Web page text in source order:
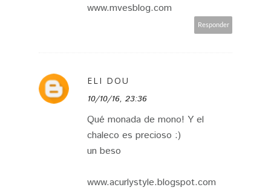
www.mvesblog.com
Responder
ELI DOU
10/10/16, 23:36
Qué monada de mono! Y el
chaleco es precioso :)
un beso
www.acurlystyle.blogspot.com